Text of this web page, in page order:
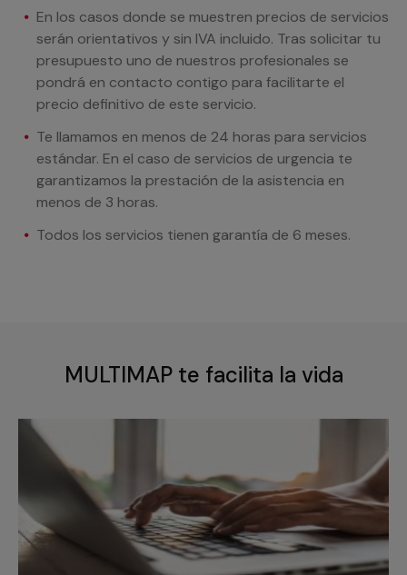
En los casos donde se muestren precios de servicios
serán orientativos y sin IVA incluido. Tras solicitar tu
presupuesto uno de nuestros profesionales se
pondrá en contacto contigo para facilitarte el
precio definitivo de este servicio.
Te llamamos en menos de 24 horas para servicios
estándar. En el caso de servicios de urgencia te
garantizamos la prestación de la asistencia en
menos de 3 horas.
Todos los servicios tienen garantía de 6 meses.
MULTIMAP te facilita la vida